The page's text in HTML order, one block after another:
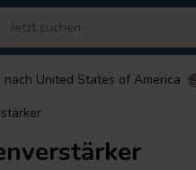
nach United States of America